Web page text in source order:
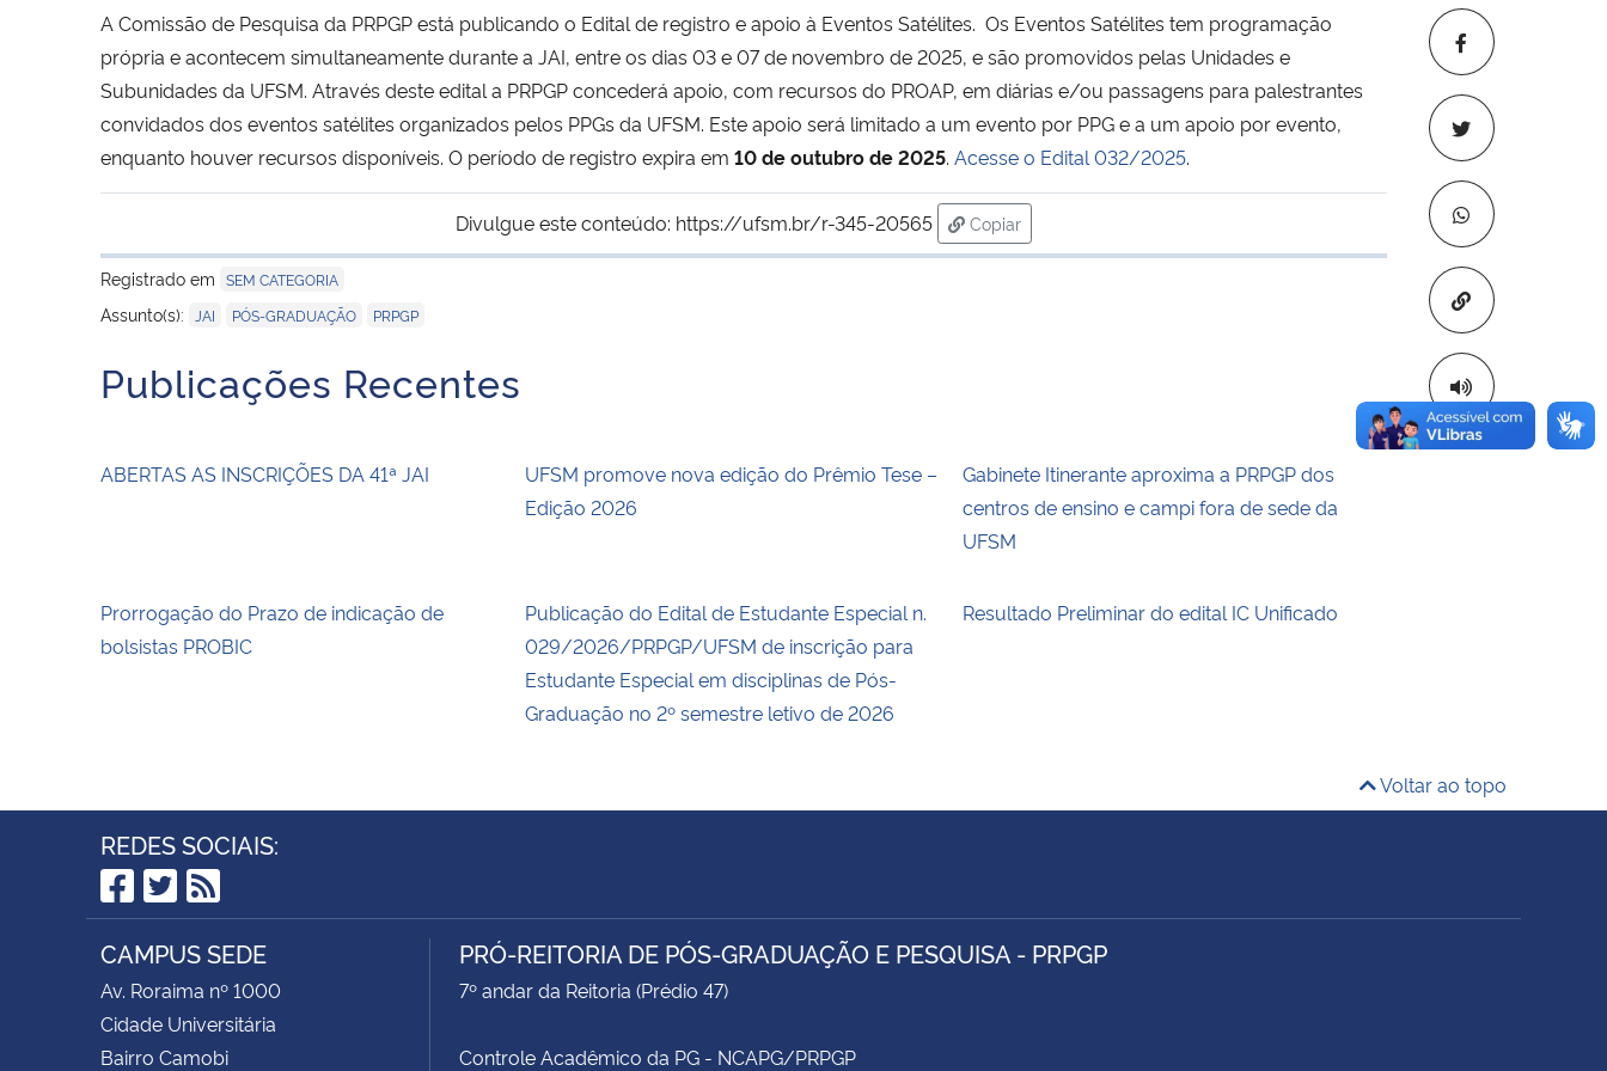
Copiar para
A Comissão de Pesquisa da PRPGP está publicando o Edital de registro e apoio à Eventos Satélites. Os Eventos Satélites tem programação
própria e acontecem simultaneamente durante a JAI, entre os dias 03 e 07 de novembro de 2025, e são promovidos pelas Unidades e
Subunidades da UFSM. Através deste edital a PRPGP concederá apoio, com recursos do PROAP, em diárias e/ou passagens para palestrantes
convidados dos eventos satélites organizados pelos PPGs da UFSM. Este apoio será limitado a um evento por PPG e a um apoio por evento,
enquanto houver recursos disponíveis. O período de registro expira em 10 de outubro de 2025. Acesse o Edital 032/2025.
Divulgue este conteúdo: https://ufsm.br/r-345-20565
Copiar
para área de transferência
Registrado em SEM CATEGORIA
Assunto(s): JAI PÓS-GRADUAÇÃO PRPGP
Publicações Recentes
ABERTAS AS INSCRIÇÕES DA 41ª JAI
UFSM promove nova edição do Prêmio Tese –
Edição 2026
Gabinete Itinerante aproxima a PRPGP dos
centros de ensino e campi fora de sede da
UFSM
Prorrogação do Prazo de indicação de
bolsistas PROBIC
Publicação do Edital de Estudante Especial n.
029/2026/PRPGP/UFSM de inscrição para
Estudante Especial em disciplinas de Pós-
Graduação no 2º semestre letivo de 2026
Resultado Preliminar do edital IC Unificado
Voltar ao topo
REDES SOCIAIS:
Facebook
Twitter
RSS
CAMPUS SEDE
Av. Roraima nº 1000
Cidade Universitária
Bairro Camobi
PRÓ-REITORIA DE PÓS-GRADUAÇÃO E PESQUISA - PRPGP
7º andar da Reitoria (Prédio 47)
Controle Acadêmico da PG - NCAPG/PRPGP